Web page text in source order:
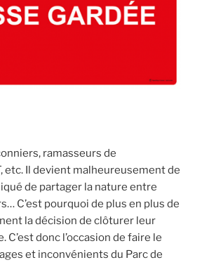
l
i
l
e
c
o
n
n
a
ramasseurs de
etc. Il devient malheureusement de
de partager la nature entre
C’est pourquoi de plus en plus de
la décision de clôturer leur
C’est donc l’occasion de faire le
et inconvénients du Parc de